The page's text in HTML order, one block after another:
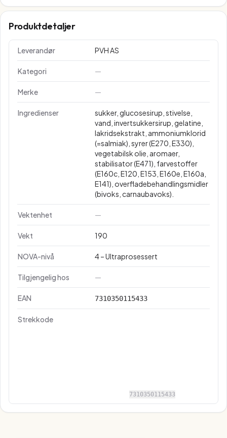
Produktdetaljer
Leverandør PVH AS
Kategori —
Merke —
Ingredienser
sukker, glucosesirup, stivelse,
vand, invertsukkersirup, gelatine,
lakridsekstrakt, ammoniumklorid
(=salmiak), syrer (E270, E330),
vegetabilsk olie, aromaer,
stabilisator (E471), farvestoffer
(E160c, E120, E153, E160e, E160a,
E141), overfladebehandlingsmidler
(bivoks, carnaubavoks).
Vektenhet —
Vekt 190
NOVA-nivå 4 – Ultraprosessert
Tilgjengelig hos —
EAN 7310350115433
Strekkode
7310350115433